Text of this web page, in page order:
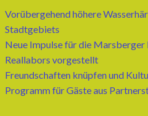
Vorübergehend höhere
Stadtgebiets
Neue Impulse für die Marsberger
Reallabors vorgestellt
Freundschaften knüpfen und
Programm für Gäste aus